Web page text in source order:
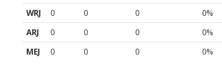
WRJ
0 0 0
0%
ARJ
0 0 0
0%
MEJ
0 0 0 0%